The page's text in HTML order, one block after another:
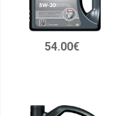
54.00€